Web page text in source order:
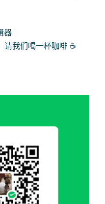
new window)
器
请我们喝一杯咖啡 ☕️